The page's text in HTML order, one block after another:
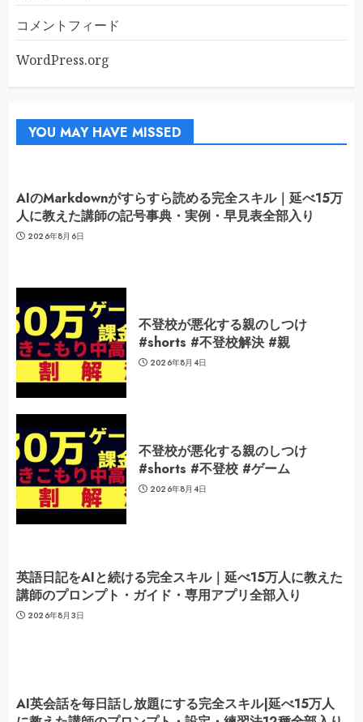
コメントフィード
WordPress.org
YOU MAY HAVE MISSED
AIのMarkdownがすらすら読める完全スキル｜延べ15万
人に教えた講師の記号事典・実例・早見表全部入り
2026年8月6日
不登校が悪化する親のしつけ
#shorts #不登校解決 #親
2026年8月4日
不登校が悪化する親のしつけ
#shorts #不登校 #ゲーム
2026年8月4日
英語日記をAIと続ける完全スキル｜延べ15万人に教えた
講師のプロンプト・ガイド・専用アプリ全部入り
2026年8月3日
AI英会話を毎日話し放題にする完全スキル|延べ15万人